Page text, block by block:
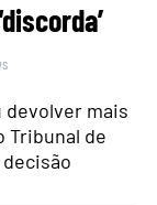
devolver mais
Tribunal de